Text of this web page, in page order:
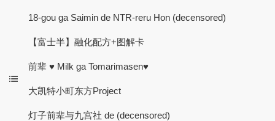
18-gou ga Saimin de NTR-reru Hon (decensored)
【富士半】融化配方+图解卡
前辈 ♥ Milk ga Tomarimasen♥
大凯特小町东方Project
灯子前辈与九宫社 de (decensored)